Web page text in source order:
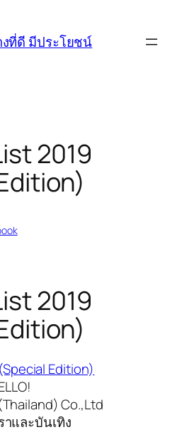
งที่ดี มีประโยชน์
2019
2019
Edition)
Co.,Ltd
และบันเทิง